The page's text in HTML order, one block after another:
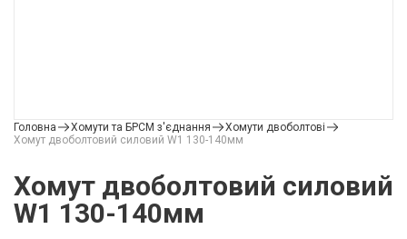
Головна Хомути та БРСМ з'єднання
Хомути двоболтові
Хомут двоболтовий силовий W1 130-140мм
Хомут двоболтовий силовий
W1 130-140мм